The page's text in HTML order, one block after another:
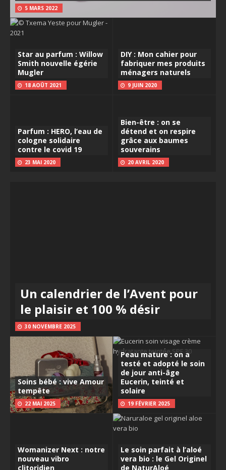
5 MARS 2022
Star au parfum : Willow
Smith nouvelle égérie
Mugler
18 AOÛT 2021
DIY : Mon cahier pour
fabriquer mes produits
ménagers naturels
9 JUIN 2020
Parfum : HERO, l’eau de
cologne solidaire
contre le covid 19
23 MAI 2020
Bien-être : on se
détend et on respire
grâce aux baumes
souverains
20 AVRIL 2020
Un calendrier de l’Avent pour
le plaisir et 100 % désir
30 NOVEMBRE 2025
Soins bébé : vive Amour
tempête
22 MAI 2025
Peau mature : on a
testé et adopté le soin
de jour anti-âge
Eucerin, teinté et
solaire
19 FÉVRIER 2025
Womanizer Next : notre
nouveau vibro
clitoridien
Le soin parfait à l’aloé
vera bio : le Gel Originel
de NaturAloé